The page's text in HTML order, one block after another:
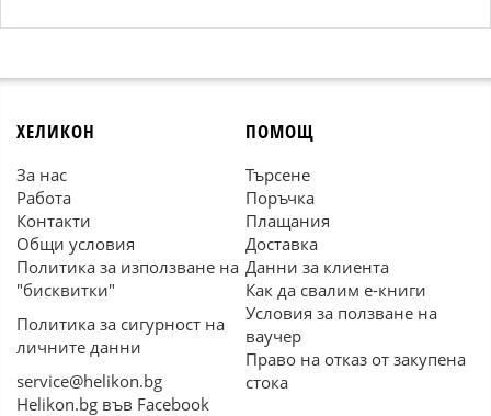
ХЕЛИКОН
За нас
Работа
Контакти
Общи условия
Политика за използване на
"бисквитки"
Политика за сигурност на
личните данни
service@helikon.bg
Helikon.bg във Facebook
ПОМОЩ
Търсене
Поръчка
Плащания
Доставка
Данни за клиента
Как да свалим е-книги
Условия за ползване на
ваучер
Право на отказ от закупена
стока